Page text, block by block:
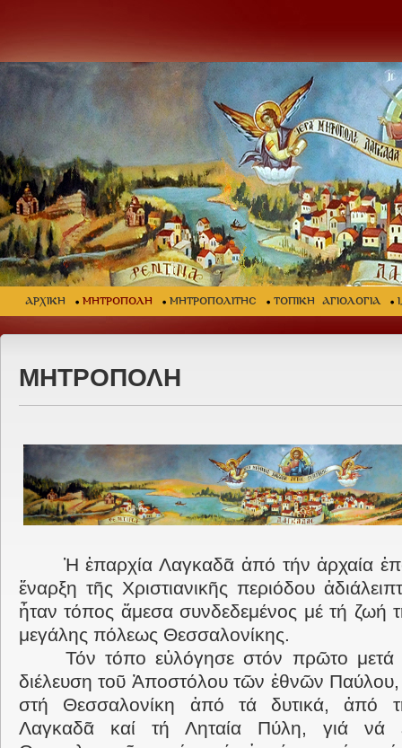
ΑΡΧΙΚΗ ΜΗΤΡΟΠΟΛΗ ΜΗΤΡΟΠΟΛΙΤΗΣ ΤΟΠΙΚΗ ΑΓΙΟΛΟΓΙΑ
ΜΗΤΡΟΠΟΛΗ
Ἡ ἐπαρχία Λαγκαδᾶ ἀπό τήν ἀρχαία
ἔναρξη τῆς Χριστιανικῆς περιόδου
ἦταν τόπος ἅμεσα συνδεδεμένος μέ τή ζωή
μεγάλης πόλεως Θεσσαλονίκης.
Τόν τόπο εὐλόγησε στόν πρῶτο μετά
διέλευση τοῦ Ἀποστόλου τῶν ἐθνῶν Παύλου,
στή Θεσσαλονίκη ἀπό τά δυτικά, ἀπό
Λαγκαδᾶ καί τή Ληταία Πύλη, γιά νά